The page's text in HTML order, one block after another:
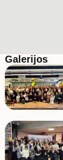
Galerijos